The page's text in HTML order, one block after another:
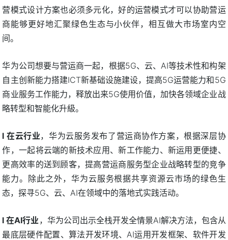
营模式设计方案也必须多元化，好的运营模式才可以协助营运
商能够更好地汇聚绿色生态与小伙伴，相互做大市场室内空
间。
华为公司想要与营运商一起，根据5G、云、AI等技术性和构架
自主创新能力搭建ICT新基础设施建设，提高5G运营能力和5G
商业服务工作能力，释放出来5G使用价值，加快各领域企业战
略转型和智能化升級。
l 在云行业，华为云服务发布了营运商协作方案，根据深层协
作，一起将云端的新技术应用、新工作能力、新运用更便捷、
更高效率的送到顾客，提高营运商服务型企业战略转型的竞争
能力。除此之外，华为云服务根据共享资源云市场的绿色生
态，探寻5G、云、AI在领域中的落地式实践活动。
l 在AI行业 ，华为公司出示全栈开发全情景AI解决方法，包含从
最底层硬件配置、算法开发环境、AI运用开发框架、软件开发